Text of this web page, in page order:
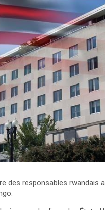
des responsables rwandais